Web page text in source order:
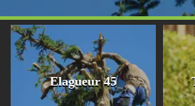
Elagueur 45